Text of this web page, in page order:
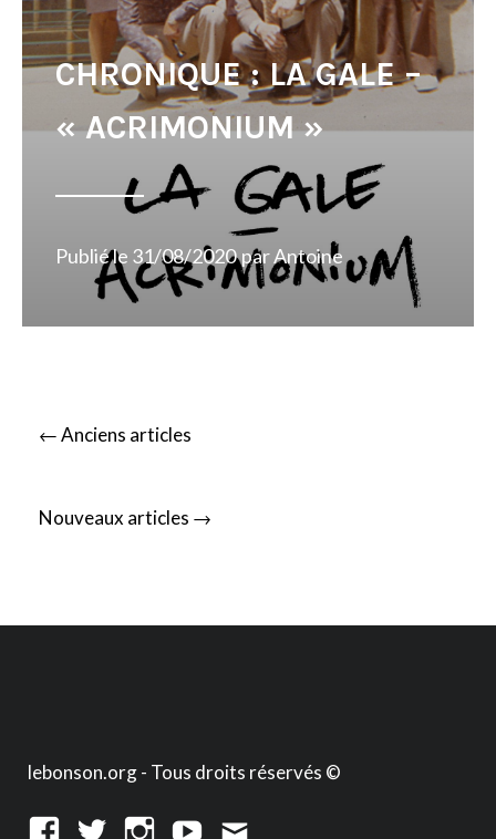
CHRONIQUE : LA GALE –
« ACRIMONIUM »
Publié le 31/08/2020 parAntoine
Posts
navigation
←Anciens articles
Nouveaux articles →
lebonson.org - Tous droits réservés ©